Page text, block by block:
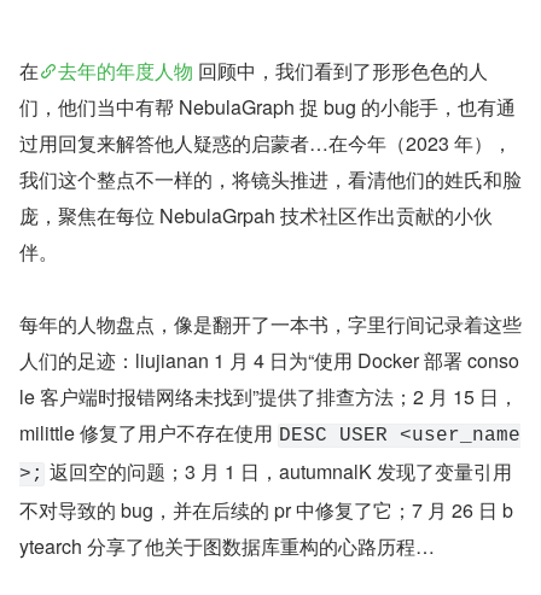
在 去年的年度人物 回顾中，我们看到了形形色色的人
们，他们当中有帮 NebulaGraph 捉 bug 的小能手，也有通
过用回复来解答他人疑惑的启蒙者…在今年（2023 年），
我们这个整点不一样的，将镜头推进，看清他们的姓氏和脸
庞，聚焦在每位 NebulaGrpah 技术社区作出贡献的小伙
伴。
每年的人物盘点，像是翻开了一本书，字里行间记录着这些
人们的足迹：liujianan 1 月 4 日为“使用 Docker 部署 conso
le 客户端时报错网络未找到”提供了排查方法；2 月 15 日，
milittle 修复了用户不存在使用 DESC USER <user_name
>; 返回空的问题；3 月 1 日，autumnalK 发现了变量引用
不对导致的 bug，并在后续的 pr 中修复了它；7 月 26 日 b
ytearch 分享了他关于图数据库重构的心路历程…